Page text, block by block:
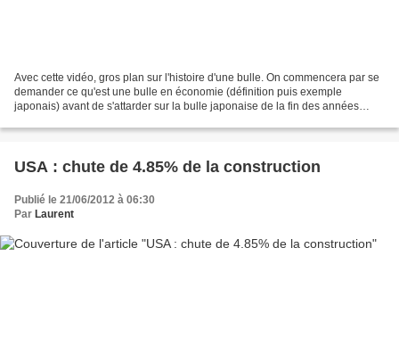
Avec cette vidéo, gros plan sur l'histoire d'une bulle. On commencera par se
demander ce qu'est une bulle en économie (définition puis exemple
japonais) avant de s'attarder sur la bulle japonaise de la fin des années
USA : chute de 4.85% de la construction
Publié le 21/06/2012 à 06:30
Par Laurent